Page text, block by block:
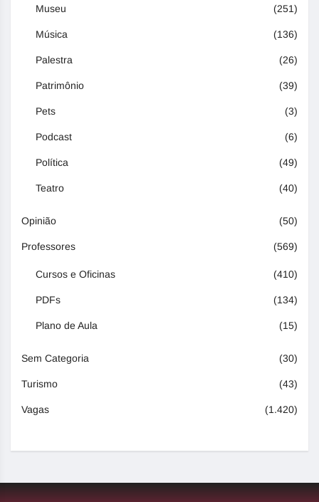
Museu (251)
Música (136)
Palestra (26)
Patrimônio (39)
Pets (3)
Podcast (6)
Política (49)
Teatro (40)
Opinião (50)
Professores (569)
Cursos e Oficinas (410)
PDFs (134)
Plano de Aula (15)
Sem Categoria (30)
Turismo (43)
Vagas (1.420)